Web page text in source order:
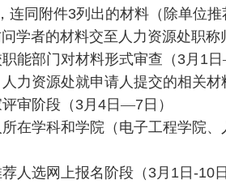
连同附件3列出的材料（除单位
学者的材料交至人力资源处职称
职能部门对材料形式审查（ 3月 1
力资源处就申请人提交的相关材
评审阶段（ 3月4 日—7 日）
在学科和学院（电子工程学院
荐人选网上报名阶段（ 3月 1 日-10